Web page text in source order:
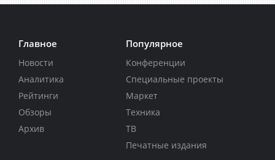
Главное
Новости
Аналитика
Рейтинги
Обзоры
Архив
Популярное
Конференции
Специальные проекты
Маркет
Техника
ТВ
Печатные издания